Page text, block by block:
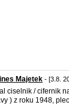
Majetek - [3.8.
ciselnik / cifernik
) z roku 1948,